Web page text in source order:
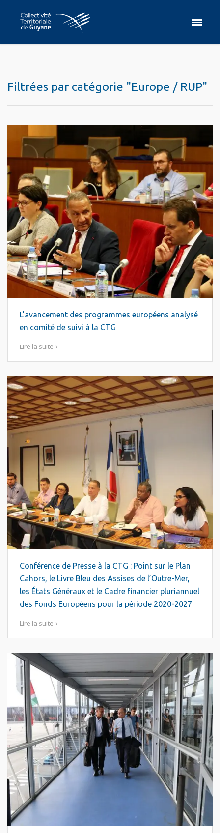
Filtrées par catégorie "Europe / RUP"
L’avancement des programmes européens analysé
en comité de suivi à la CTG
Lire la suite
Conférence de Presse à la CTG : Point sur le Plan
Cahors, le Livre Bleu des Assises de l’Outre-Mer,
les États Généraux et le Cadre financier pluriannuel
des Fonds Européens pour la période 2020-2027
Lire la suite